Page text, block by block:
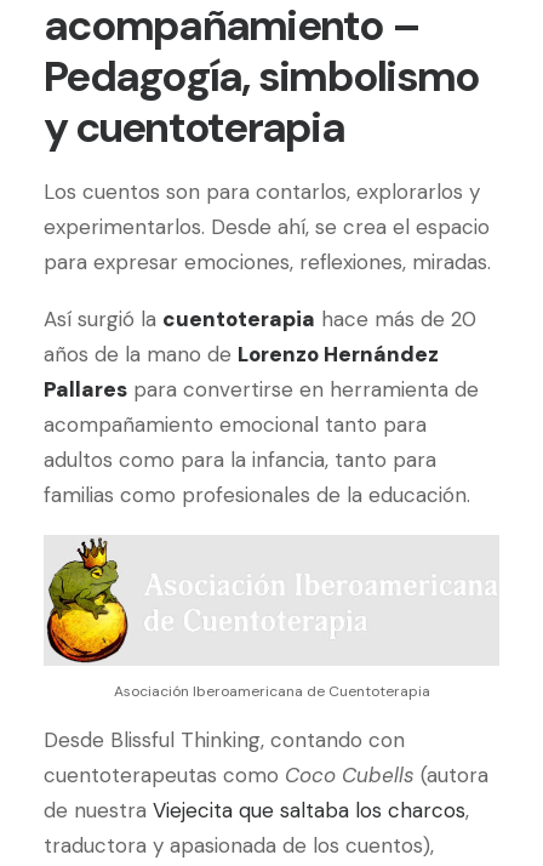
acompañamiento –
Pedagogía, simbolismo
y cuentoterapia
Los cuentos son para contarlos, explorarlos y
experimentarlos. Desde ahí, se crea el espacio
para expresar emociones, reflexiones, miradas.
Así surgió la cuentoterapia hace más de 20
años de la mano de Lorenzo Hernández
Pallares para convertirse en herramienta de
acompañamiento emocional tanto para
adultos como para la infancia, tanto para
familias como profesionales de la educación.
Asociación Iberoamericana de Cuentoterapia
Desde Blissful Thinking, contando con
cuentoterapeutas como Coco Cubells (autora
de nuestra Viejecita que saltaba los charcos,
traductora y apasionada de los cuentos),